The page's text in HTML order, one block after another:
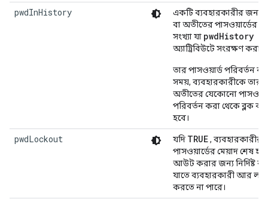
pwdInHistory
একটি ব্যবহারকারীর জন্য
বা অতীতের পাসওয়ার্ডের
সংখ্যা যা pwdHistory
অ্যাট্রিবিউটে সংরক্ষণ করা
তার পাসওয়ার্ড পরিবর্তন
সময়, ব্যবহারকারীকে তার
অতীতের যেকোনো
পরিবর্তন করা থেকে ব্লক
হবে।
pwdLockout যদি TRUE, ব্যবহারকারীর
পাসওয়ার্ডের মেয়াদ শেষ
আউট করার জন্য নির্দিষ্ট
যাতে ব্যবহারকারী আর লগ
করতে না পারে।